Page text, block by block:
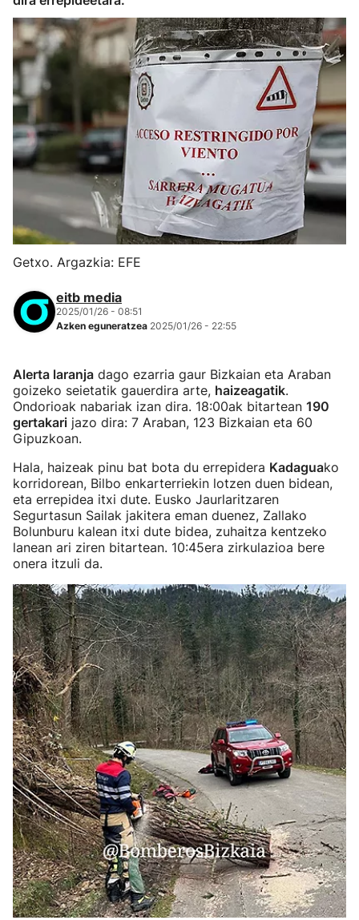
Getxo. Argazkia: EFE
eitb media
2025/01/26 - 08:51
Azken eguneratzea 2025/01/26 - 22:55
Alerta laranja dago ezarria gaur Bizkaian eta Araban
goizeko seietatik gauerdira arte, haizeagatik.
Ondorioak nabariak izan dira. 18:00ak bitartean 190
gertakari jazo dira: 7 Araban, 123 Bizkaian eta 60
Gipuzkoan.
Hala, haizeak pinu bat bota du errepidera Kadaguako
korridorean, Bilbo enkarterriekin lotzen duen bidean,
eta errepidea itxi dute. Eusko Jaurlaritzaren
Segurtasun Sailak jakitera eman duenez, Zallako
Bolunburu kalean itxi dute bidea, zuhaitza kentzeko
lanean ari ziren bitartean. 10:45era zirkulazioa bere
onera itzuli da.